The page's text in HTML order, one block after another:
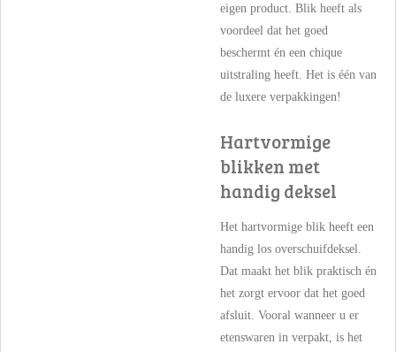
eigen product. Blik heeft als
voordeel dat het goed
beschermt én een chique
uitstraling heeft. Het is één van
de luxere verpakkingen!
Hartvormige
blikken met
handig deksel
Het hartvormige blik heeft een
handig los overschuifdeksel.
Dat maakt het blik praktisch én
het zorgt ervoor dat het goed
afsluit. Vooral wanneer u er
etenswaren in verpakt, is het